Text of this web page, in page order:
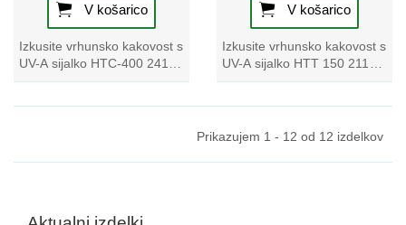
V košarico
Izkusite vrhunsko kakovost s
UV-A sijalko HTC-400 241W
220V R7s. Ta sijalka je
V košarico
Izkusite vrhunsko kakovost s
UV-A sijalko HTT 150 211W
220V R7s, ki izstopa v naši
Prikazujem 1 - 12 od 12 izdelkov